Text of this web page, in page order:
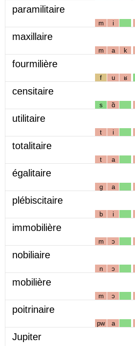
paramilitaire
m i
maxillaire
m a k
fourmilière
f u ʁ
censitaire
s ɑ̃
utilitaire
t i
totalitaire
t a
égalitaire
g a
plébiscitaire
b i
immobilière
m ɔ
nobiliaire
n ɔ
mobilière
m ɔ
poitrinaire
pw a
Jupiter